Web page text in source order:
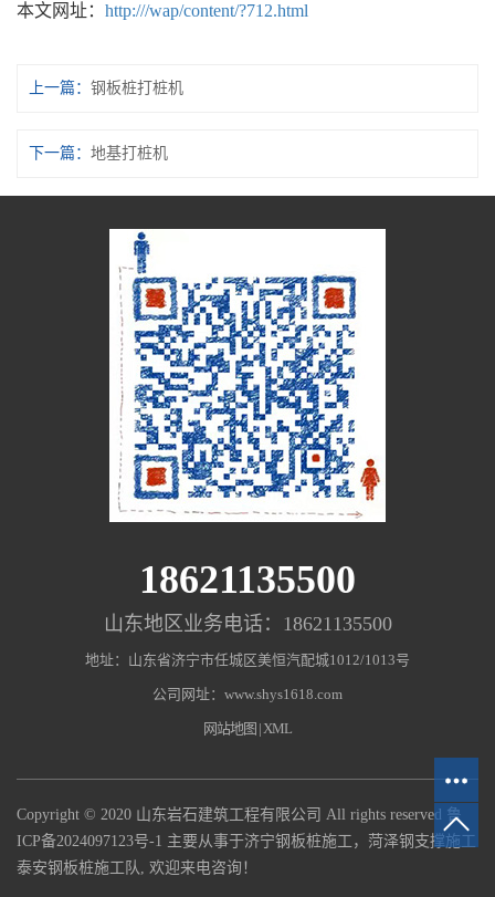
本文网址： http:///wap/content/?712.html
上一篇： 钢板桩打桩机
下一篇： 地基打桩机
18621135500
山东地区业务电话：18621135500
地址：山东省济宁市任城区美恒汽配城1012/1013号
公司网址：www.shys1618.com
网站地图 | XML
Copyright © 2020 山东岩石建筑工程有限公司 All rights reserved 鲁
ICP备2024097123号-1 主要从事于济宁钢板桩施工，菏泽钢支撑施工
泰安钢板桩施工队, 欢迎来电咨询！